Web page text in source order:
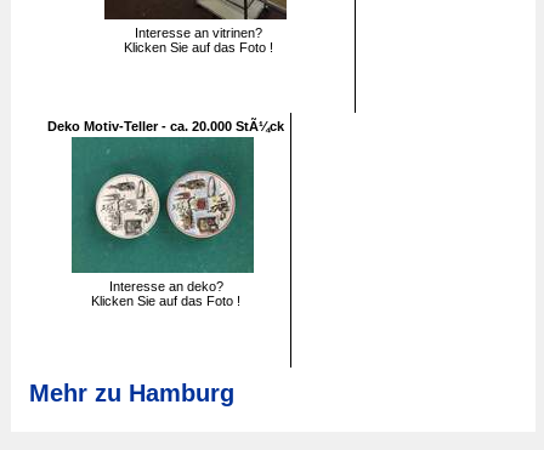
Interesse an vitrinen?
Klicken Sie auf das Foto !
Deko Motiv-Teller - ca. 20.000 StÃ¼ck
Interesse an deko?
Klicken Sie auf das Foto !
Mehr zu Hamburg